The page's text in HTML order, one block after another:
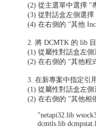
(2) 從主選單中選擇 "
(3) 從對話盒左側選
(4) 在右側的 "其他
2. 將 DCMTK 的 lib
(1) 從屬性對話盒左
(2) 在右側的 "其他程
3. 在新專案中指定引
(1) 從屬性對話盒左
(2) 在右側的 "其他相
"netapi32.lib
dcmtls.lib